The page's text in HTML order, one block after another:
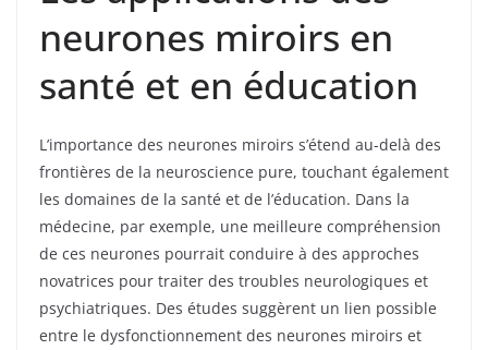
neurones miroirs en
santé et en éducation
L’importance des neurones miroirs s’étend au-delà des
frontières de la neuroscience pure, touchant également
les domaines de la santé et de l’éducation. Dans la
médecine, par exemple, une meilleure compréhension
de ces neurones pourrait conduire à des approches
novatrices pour traiter des troubles neurologiques et
psychiatriques. Des études suggèrent un lien possible
entre le dysfonctionnement des neurones miroirs et